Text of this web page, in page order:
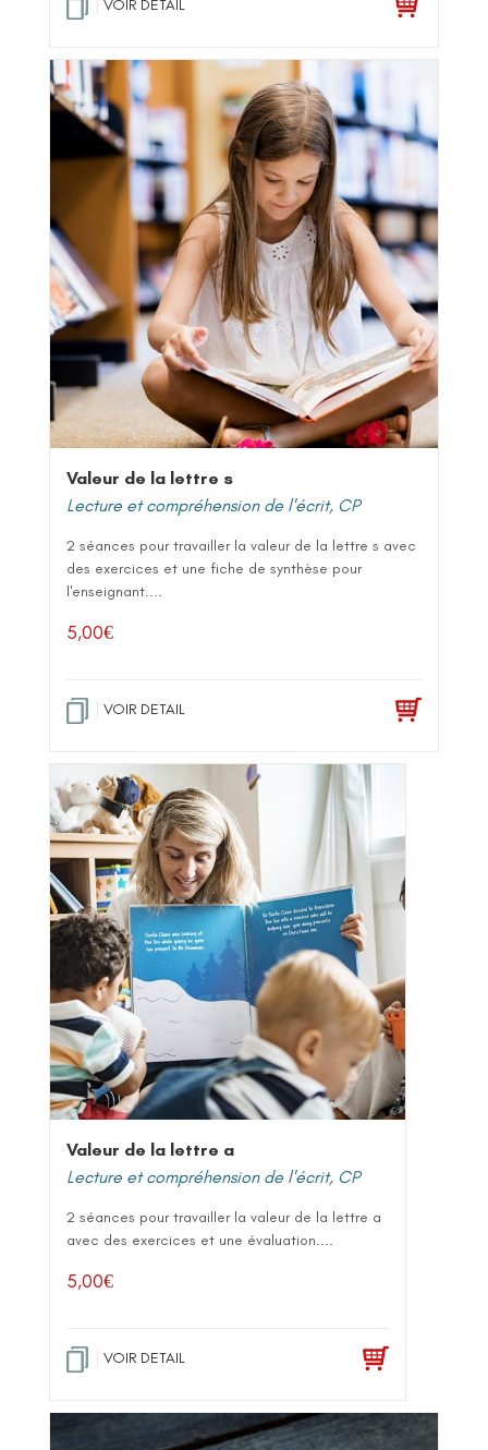
VOIR DETAIL
Valeur de la lettre s
Lecture et compréhension de l'écrit, CP
2 séances pour travailler la valeur de la lettre s avec
des exercices et une fiche de synthèse pour
l'enseignant....
5,00€
VOIR DETAIL
Valeur de la lettre a
Lecture et compréhension de l'écrit, CP
2 séances pour travailler la valeur de la lettre a
avec des exercices et une évaluation....
5,00€
VOIR DETAIL